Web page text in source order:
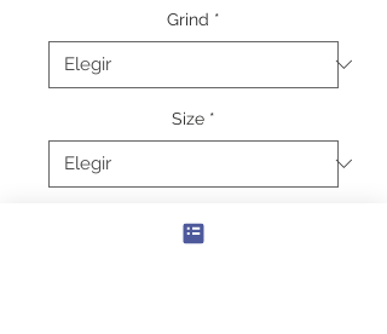
Grind *
Size *